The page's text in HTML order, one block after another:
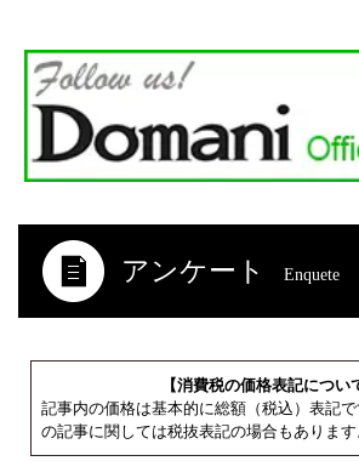
アンケート Enquete
【消費税の価格表記につい
記事内の価格は基本的に総額（税込）表記
の記事に関しては税抜表記の場合もあります